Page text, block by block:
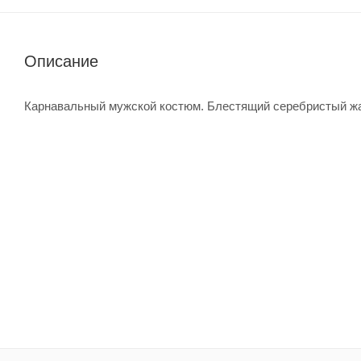
Описание
Карнавальный мужской костюм. Блестящий серебристый